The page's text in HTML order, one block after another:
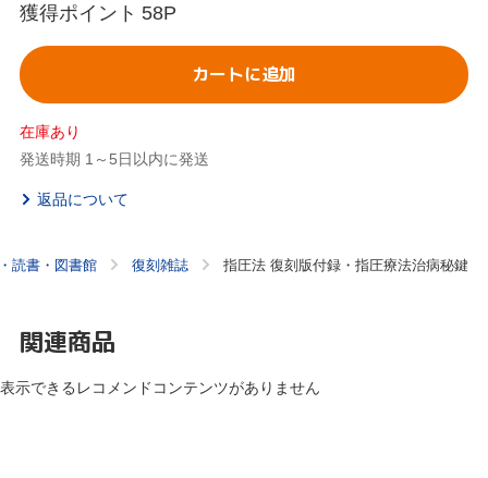
獲得ポイント 58P
カートに追加
在庫あり
発送時期 1～5日以内に発送
返品について
読書・図書館 復刻雑誌 指圧法 復刻版付録・指圧療法治病秘鍵
関連商品
表示できるレコメンドコンテンツがありません